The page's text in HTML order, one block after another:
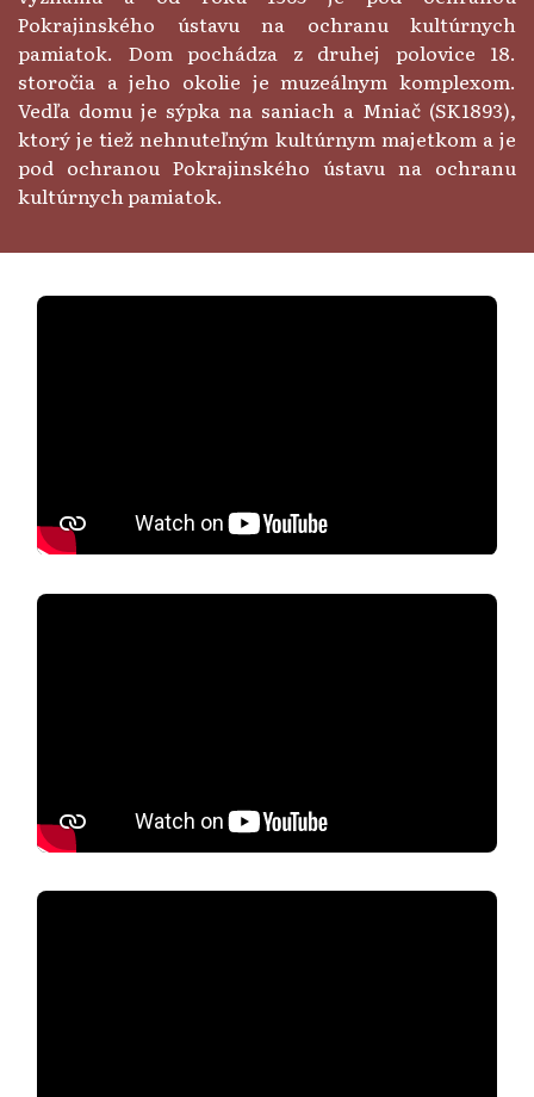
Pokrajinského ústavu na ochranu kultúrnych
pamiatok. Dom pochádza z druhej polovice 18.
storočia a jeho okolie je muzeálnym komplexom.
Vedľa domu je sýpka na saniach a Mniač (SK1893),
ktorý je tiež nehnuteľným kultúrnym majetkom a je
pod ochranou Pokrajinského ústavu na ochranu
kultúrnych pamiatok.